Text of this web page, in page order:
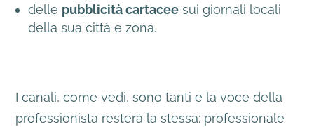
delle pubblicità cartacee sui giornali locali
della sua città e zona.
I canali, come vedi, sono tanti e la voce della
professionista resterà la stessa: professionale